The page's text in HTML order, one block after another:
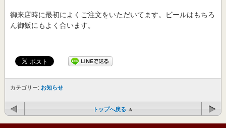
御来店時に最初によくご注文をいただいてます。ビールはもちろ
ん御飯にもよく合います。
カテゴリー: お知らせ
トップへ戻る